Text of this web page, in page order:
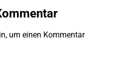
um einen Kommentar